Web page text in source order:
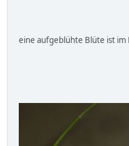
eine aufgeblühte Blüte ist im